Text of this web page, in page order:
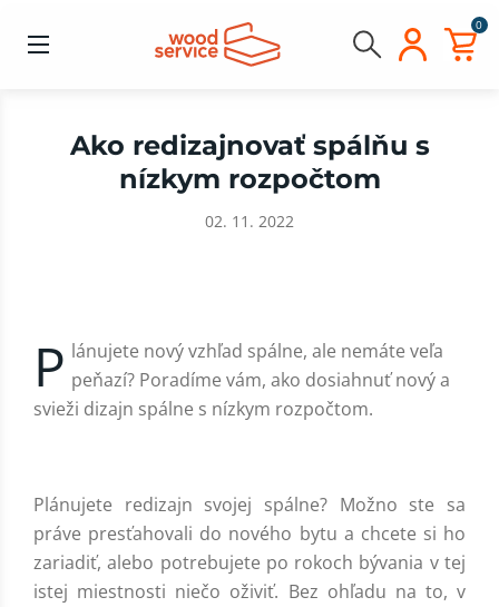
0
Ako redizajnovať spálňu s
nízkym rozpočtom
02. 11. 2022
P lánujete nový vzhľad spálne, ale nemáte veľa
peňazí? Poradíme vám, ako dosiahnuť nový a
svieži dizajn spálne s nízkym rozpočtom.
Plánujete redizajn svojej spálne? Možno ste sa
práve presťahovali do nového bytu a chcete si ho
zariadiť, alebo potrebujete po rokoch bývania v tej
istej miestnosti niečo oživiť. Bez ohľadu na to, v